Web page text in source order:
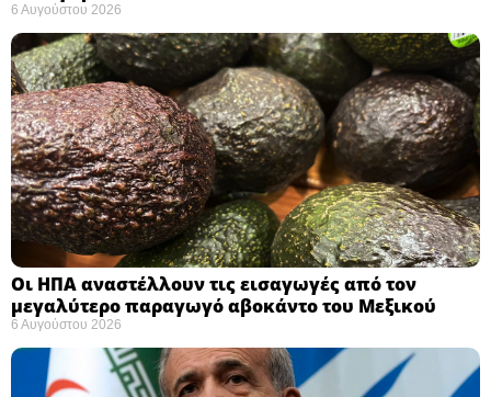
6 Αυγούστου 2026
Οι ΗΠΑ αναστέλλουν τις εισαγωγές από τον
μεγαλύτερο παραγωγό αβοκάντο του Μεξικού ​
6 Αυγούστου 2026